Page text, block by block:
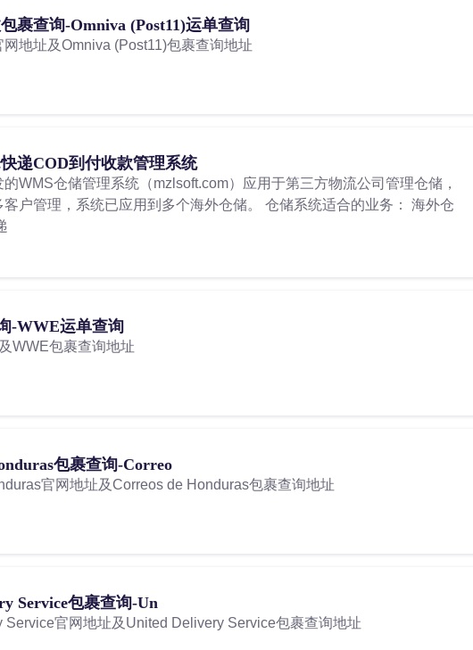
裹查询-Omniva (Post11)运单查询
地址及Omniva (Post11)包裹查询地址
递COD到付收款管理系统
WMS仓储管理系统（mzlsoft.com）应用于第三方物流公司管理仓储，
客户管理，系统已应用到多个海外仓储。 仓储系统适合的业务： 海外仓
-WWE运单查询
WWE包裹查询地址
包裹查询-Correo
官网地址及Correos de Honduras包裹查询地址
Service包裹查询-Un
Service官网地址及United Delivery Service包裹查询地址